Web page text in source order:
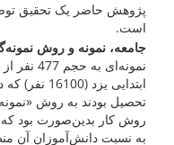
پژوهش حاضر یک تحقیق
است.
جامعه، نمونه و روش
نمونه‌ای
تحصیل بودند به روش
روش کار بدین‌صورت بود که